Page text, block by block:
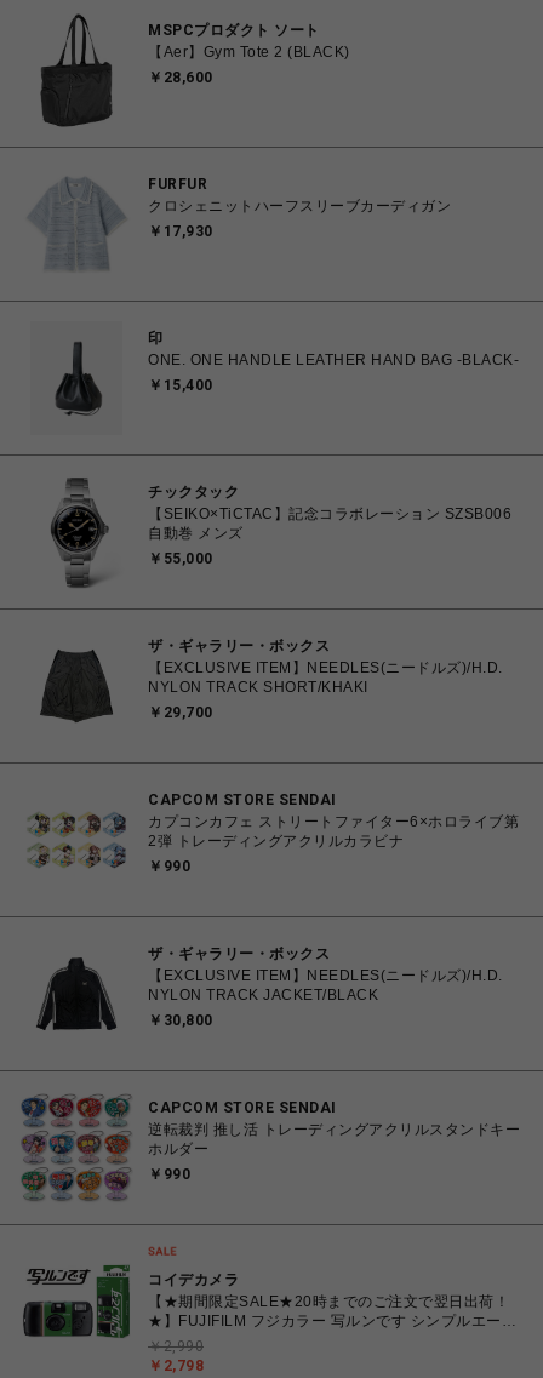
MSPCプロダクト ソート
【Aer】Gym Tote 2 (BLACK)
￥28,600
FURFUR
クロシェニットハーフスリーブカーディガン
￥17,930
印
ONE. ONE HANDLE LEATHER HAND BAG -BLACK-
￥15,400
チックタック
【SEIKO×TiCTAC】記念コラボレーション SZSB006
自動巻 メンズ
￥55,000
ザ・ギャラリー・ボックス
【EXCLUSIVE ITEM】NEEDLES(ニードルズ)/H.D.
NYLON TRACK SHORT/KHAKI
￥29,700
CAPCOM STORE SENDAI
カプコンカフェ ストリートファイター6×ホロライブ第
2弾 トレーディングアクリルカラビナ
￥990
ザ・ギャラリー・ボックス
【EXCLUSIVE ITEM】NEEDLES(ニードルズ)/H.D.
NYLON TRACK JACKET/BLACK
￥30,800
CAPCOM STORE SENDAI
逆転裁判 推し活 トレーディングアクリルスタンドキー
ホルダー
￥990
コイデカメラ
【★期間限定SALE★20時までのご注文で翌日出荷！
★】FUJIFILM フジカラー 写ルンです シンプルエース
27枚撮り レンズ付きフィルム
￥2,798
￥2,990